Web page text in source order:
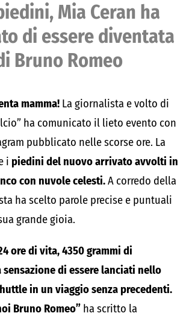
Mia Ceran ha
di essere diventata
Bruno Romeo
mamma! La giornalista e volto di
ha comunicato il lieto evento con
pubblicato nelle scorse ore. La
i piedini del nuovo arrivato avvolti in
con nuvole celesti.A corredo della
ha scelto parole precise e puntuali
grande gioia.
ore di vita, 4350 grammi di
sensazione di essere lanciati nello
in un viaggio senza precedenti.
Bruno Romeo” ha scritto la